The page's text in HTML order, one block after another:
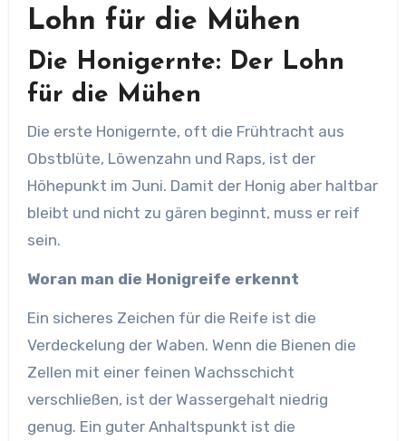
Lohn für die Mühen
Die Honigernte: Der Lohn
für die Mühen
Die erste Honigernte, oft die Frühtracht aus
Obstblüte, Löwenzahn und Raps, ist der
Höhepunkt im Juni. Damit der Honig aber haltbar
bleibt und nicht zu gären beginnt, muss er reif
sein.
Woran man die Honigreife erkennt
Ein sicheres Zeichen für die Reife ist die
Verdeckelung der Waben. Wenn die Bienen die
Zellen mit einer feinen Wachsschicht
verschließen, ist der Wassergehalt niedrig
genug. Ein guter Anhaltspunkt ist die